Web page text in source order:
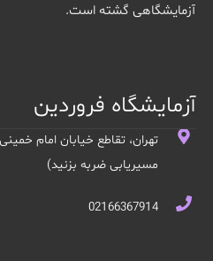
آزمایشگاهی گشته است.
آزمایشگاه فروردین
مسیریابی ضربه بزنید)
02166367914